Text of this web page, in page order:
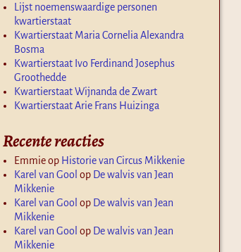
Lijst noemenswaardige personen
kwartierstaat
Kwartierstaat Maria Cornelia Alexandra
Bosma
Kwartierstaat Ivo Ferdinand Josephus
Groothedde
Kwartierstaat Wijnanda de Zwart
Kwartierstaat Arie Frans Huizinga
Recente reacties
Emmieop Historie van Circus Mikkenie
Karel van Gool op De walvis van Jean
Mikkenie
Karel van Gool op De walvis van Jean
Mikkenie
Karel van Gool op De walvis van Jean
Mikkenie